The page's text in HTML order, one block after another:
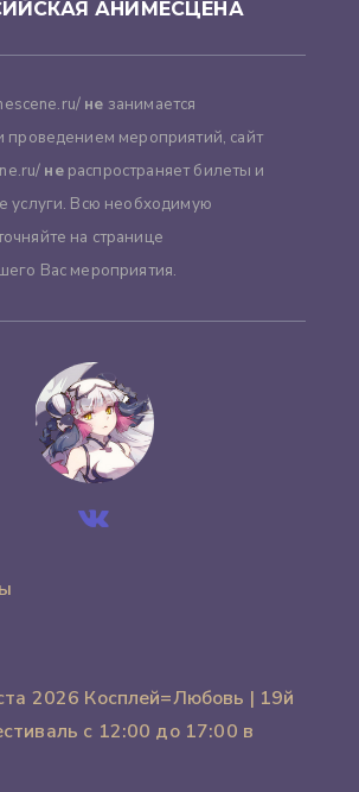
АНИМЕСЦЕНА
не занимается
проведением мероприятий, сайт
нераспространяет билеты и
услуги. Всю необходимую
на странице
Вас мероприятия.
2026 Косплей=Любовь | 19й
с 12:00 до 17:00 в